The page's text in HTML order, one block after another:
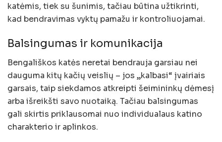
katėmis, tiek su šunimis, tačiau būtina užtikrinti,
kad bendravimas vyktų pamažu ir kontroliuojamai.
Balsingumas ir komunikacija
Bengališkos katės neretai bendrauja garsiau nei
dauguma kitų kačių veislių – jos „kalbasi“ įvairiais
garsais, taip siekdamos atkreipti šeimininkų dėmesį
arba išreikšti savo nuotaiką. Tačiau balsingumas
gali skirtis priklausomai nuo individualaus katino
charakterio ir aplinkos.